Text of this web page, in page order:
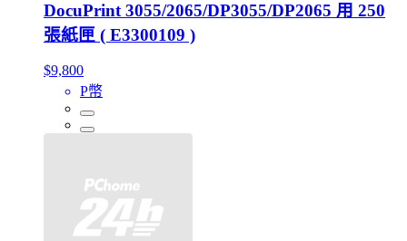
DocuPrint 3055/2065/DP3055/DP2065 用 250
張紙匣 ( E3300109 )
$9,800
P幣